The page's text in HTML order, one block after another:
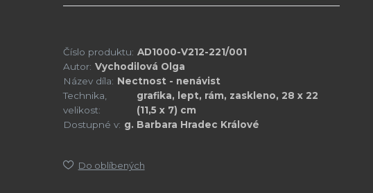
Číslo produktu: AD1000-V212-221/001
Autor: Vychodilová Olga
Název díla: Nectnost - nenávist
Technika,
velikost:
grafika, lept, rám, zaskleno, 28 x 22
(11,5 x 7) cm
Dostupné v: g. Barbara Hradec Králové
Do oblíbených